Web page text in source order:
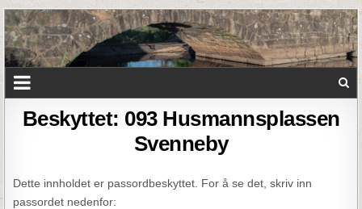
Beskyttet: 093 Husmannsplassen
Svenneby
Dette innholdet er passordbeskyttet. For å se det, skriv inn
passordet nedenfor: